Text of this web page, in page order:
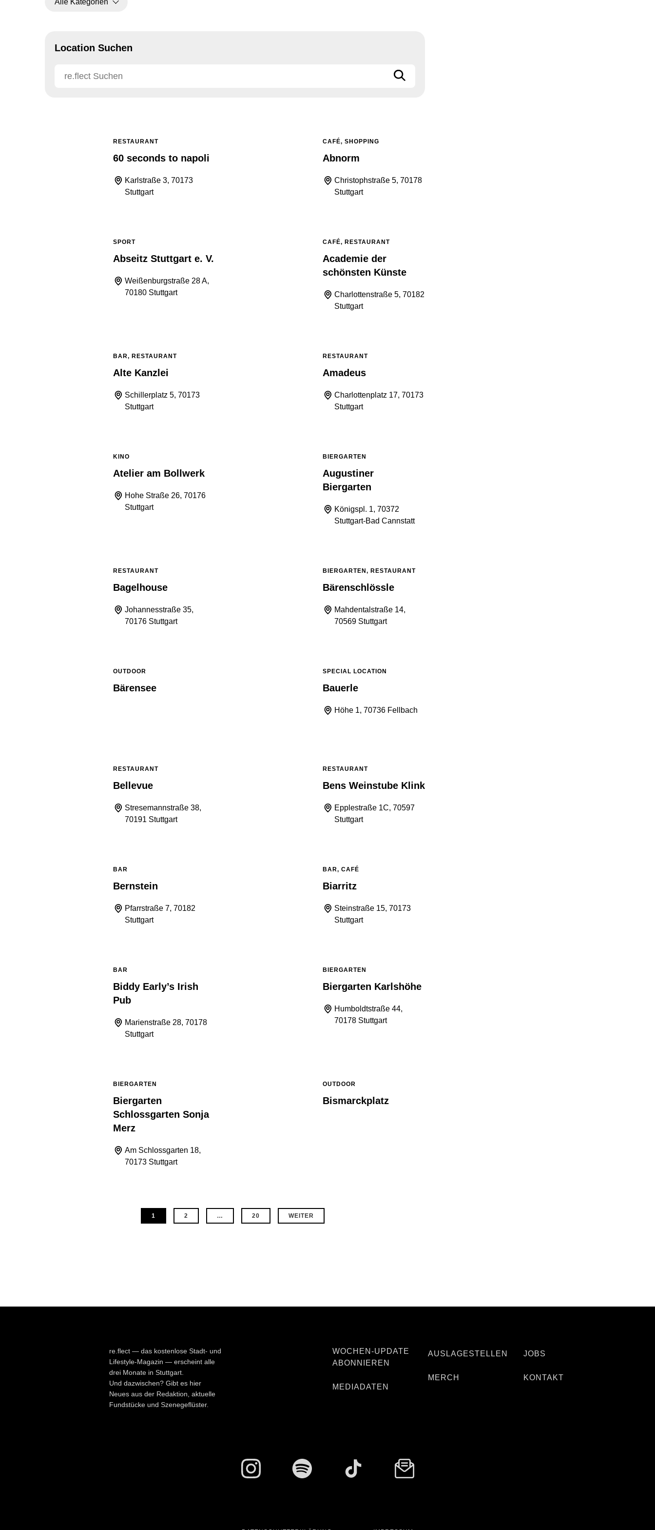
Alle Kategorien
Location Suchen
RESTAURANT
60 seconds to napoli
Karlstraße 3, 70173
Stuttgart
CAFÉ, SHOPPING
Abnorm
Christophstraße 5, 70178
Stuttgart
SPORT
Abseitz Stuttgart e. V.
Weißenburgstraße 28 A,
70180 Stuttgart
CAFÉ, RESTAURANT
Academie der
schönsten Künste
Charlottenstraße 5, 70182
Stuttgart
BAR, RESTAURANT
Alte Kanzlei
Schillerplatz 5, 70173
Stuttgart
RESTAURANT
Amadeus
Charlottenplatz 17, 70173
Stuttgart
KINO
Atelier am Bollwerk
Hohe Straße 26, 70176
Stuttgart
BIERGARTEN
Augustiner
Biergarten
Königspl. 1, 70372
Stuttgart-Bad Cannstatt
RESTAURANT
Bagelhouse
Johannesstraße 35,
70176 Stuttgart
BIERGARTEN, RESTAURANT
Bärenschlössle
Mahdentalstraße 14,
70569 Stuttgart
OUTDOOR
Bärensee
SPECIAL LOCATION
Bauerle
Höhe 1, 70736 Fellbach
RESTAURANT
Bellevue
Stresemannstraße 38,
70191 Stuttgart
RESTAURANT
Bens Weinstube Klink
Epplestraße 1C, 70597
Stuttgart
BAR
Bernstein
Pfarrstraße 7, 70182
Stuttgart
BAR, CAFÉ
Biarritz
Steinstraße 15, 70173
Stuttgart
BAR
Biddy Early’s Irish
Pub
Marienstraße 28, 70178
Stuttgart
BIERGARTEN
Biergarten Karlshöhe
Humboldtstraße 44,
70178 Stuttgart
BIERGARTEN
Biergarten
Schlossgarten Sonja
Merz
Am Schlossgarten 18,
70173 Stuttgart
OUTDOOR
Bismarckplatz
1 2 … 20 WEITER
re.flect — das kostenlose Stadt- und
Lifestyle-Magazin — erscheint alle
drei Monate in Stuttgart.
Und dazwischen? Gibt es hier
Neues aus der Redaktion, aktuelle
Fundstücke und Szenegeflüster.
WOCHEN-UPDATE
ABONNIEREN
MEDIADATEN
AUSLAGESTELLEN
MERCH
JOBS
KONTAKT